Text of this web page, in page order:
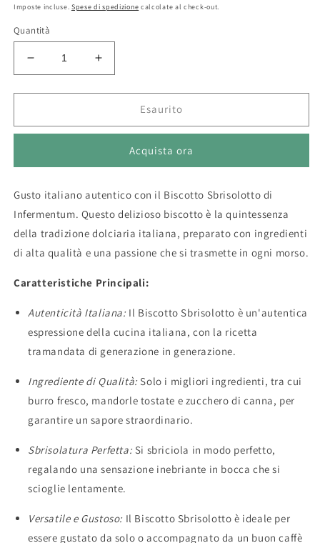
di
Imposte incluse. Spese di spedizione calcolate al check-out.
Quantità
Diminuisci
quantità
per
Biscotto
Aumenta
quantità
per
Biscotto
Esaurito
Acquista ora
Gusto italiano autentico con il Biscotto Sbrisolotto di
Infermentum. Questo delizioso biscotto è la quintessenza
della tradizione dolciaria italiana, preparato con ingredienti
di alta qualità e una passione che si trasmette in ogni morso.
Caratteristiche Principali:
Autenticità Italiana:Il Biscotto Sbrisolotto è un'autentica
espressione della cucina italiana, con la ricetta
tramandata di generazione in generazione.
Ingrediente di Qualità:Solo i migliori ingredienti, tra cui
burro fresco, mandorle tostate e zucchero di canna, per
garantire un sapore straordinario.
Sbrisolatura Perfetta:Si sbriciola in modo perfetto,
regalando una sensazione inebriante in bocca che si
scioglie lentamente.
Versatile e Gustoso: Il Biscotto Sbrisolotto è ideale per
essere gustato da solo o accompagnato da un buon caffè